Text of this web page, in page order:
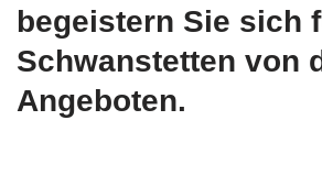
begeistern Sie sich
Schwanstetten von
Angeboten.